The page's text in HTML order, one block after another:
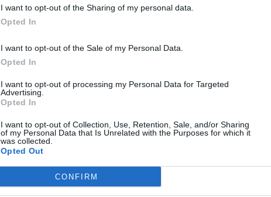
I want to opt-out of the Sharing of my personal data.
Opted In
I want to opt-out of the Sale of my Personal Data.
Opted In
I want to opt-out of processing my Personal Data for Targeted
Advertising.
Opted In
I want to opt-out of Collection, Use, Retention, Sale, and/or Sharing
of my Personal Data that Is Unrelated with the Purposes for which it
was collected.
Opted Out
CONFIRM